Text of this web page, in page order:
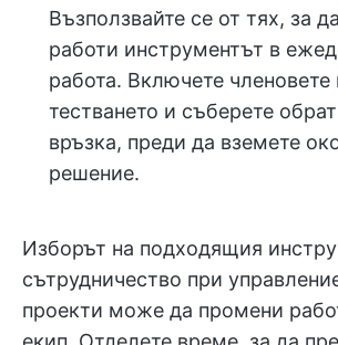
Възползвайте се от тях, за
работи инструментът в
работа. Включете членовете
тестването и съберете
връзка, преди да вземете
решение.
Изборът на подходящия
сътрудничество при
проекти може да промени